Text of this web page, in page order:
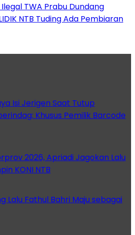
TWA Prabu Dundang
NTB Tuding Ada Pembiaran
Isi Jerigen Saat Tutup
Khusus Pemilik Barcode
2026, Apriadi Jagokan Lalu
KONI NTB
Lalu Fathul Bahri Maju sebagai